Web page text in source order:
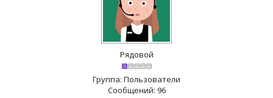
Рядовой
Группа: Пользователи
Сообщений: 96